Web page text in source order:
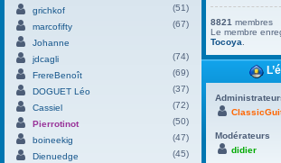
grichkof
(51)
marcofifty
(67)
Johanne
jdcagli
(74)
FrereBenoît
(69)
DOGUET Léo
(37)
Cassiel
(72)
Pierrotinot
(50)
boineekig
(47)
Dienuedge
(45)
8821 membres
Le membre
Tocoya
Modérateurs
didier